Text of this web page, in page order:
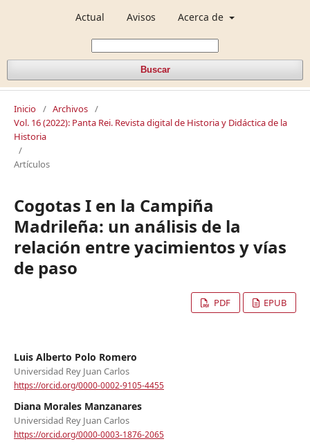
Actual Avisos Acerca de
Buscar
Inicio / Archivos /
Vol. 16 (2022): Panta Rei. Revista digital de Historia y Didáctica de la
Historia
/
Artículos
Cogotas I en la Campiña
Madrileña: un análisis de la
relación entre yacimientos y vías
de paso
PDF EPUB
Luis Alberto Polo Romero
Universidad Rey Juan Carlos
https://orcid.org/0000-0002-9105-4455
Diana Morales Manzanares
Universidad Rey Juan Carlos
https://orcid.org/0000-0003-1876-2065